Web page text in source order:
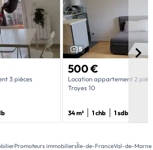
3 pièces
5
500 €
Location appartement 2
Troyes 10
34 m² 1 chb 1 sdb
Promoteurs immobiliersÎle-de-FranceVal-de-Marne